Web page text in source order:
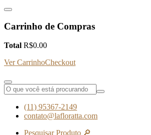
Carrinho de Compras
Total R$0.00
Ver CarrinhoCheckout
(11) 95367-2149
contato@lafloratta.com
Pesquisar Produto 🔎